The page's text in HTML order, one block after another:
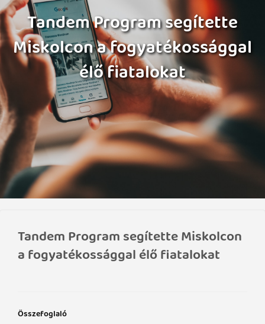
Tandem Program segítette
Miskolcon a fogyatékossággal
élő fiatalokat
Tandem Program segítette Miskolcon
a fogyatékossággal élő fiatalokat
Összefoglaló